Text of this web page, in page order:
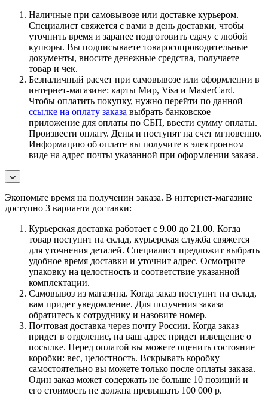
Наличные при самовывозе или доставке курьером.
Специалист свяжется с вами в день доставки, чтобы
уточнить время и заранее подготовить сдачу с любой
купюры. Вы подписываете товаросопроводительные
документы, вносите денежные средства, получаете
товар и чек.
Безналичный расчет при самовывозе или оформлении в
интернет-магазине: карты Мир, Visa и MasterCard.
Чтобы оплатить покупку, нужно перейти по данной
ссылке на оплату заказа выбрать банковское
приложение для оплаты по СБП, ввести сумму оплаты.
Произвести оплату. Деньги поступят на счет мгновенно.
Информацию об оплате вы получите в электронном
виде на адрес почты указанной при оформлении заказа.
Экономьте время на получении заказа. В интернет-магазине
доступно 3 варианта доставки:
Курьерская доставка работает с 9.00 до 21.00. Когда
товар поступит на склад, курьерская служба свяжется
для уточнения деталей. Специалист предложит выбрать
удобное время доставки и уточнит адрес. Осмотрите
упаковку на целостность и соответствие указанной
комплектации.
Самовывоз из магазина. Когда заказ поступит на склад,
вам придет уведомление. Для получения заказа
обратитесь к сотруднику и назовите номер.
Почтовая доставка через почту России. Когда заказ
придет в отделение, на ваш адрес придет извещение о
посылке. Перед оплатой вы можете оценить состояние
коробки: вес, целостность. Вскрывать коробку
самостоятельно вы можете только после оплаты заказа.
Один заказ может содержать не больше 10 позиций и
его стоимость не должна превышать 100 000 р.